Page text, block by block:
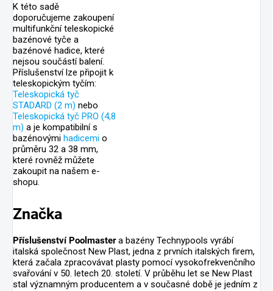
K této sadě
doporučujeme zakoupení
multifunkční teleskopické
bazénové tyče a
bazénové hadice, které
nejsou součástí balení.
Příslušenství lze připojit k
teleskopickým tyčím:
Teleskopická tyč
STADARD (2 m) nebo
Teleskopická tyč PRO (4,8
m) a je kompatibilní s
bazénovými hadicemi o
průměru 32 a 38 mm,
které rovněž můžete
zakoupit na našem e-
shopu.
Značka
Příslušenství Poolmastera bazény Technypools vyrábí
italská společnost New Plast, jedna z prvních italských firem,
která začala zpracovávat plasty pomocí vysokofrekvenčního
svařování v 50. letech 20. století. V průběhu let se New Plast
stal významným producentem a v současné době je jedním z